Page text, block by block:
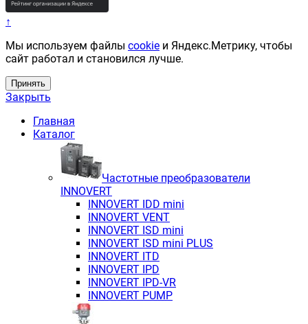
↑
Мы используем файлы cookie и Яндекс.Метрику, чтобы
сайт работал и становился лучше.
Принять
Закрыть
Главная
Каталог
Частотные преобразователи
INNOVERT
INNOVERT IDD mini
INNOVERT VENT
INNOVERT ISD mini
INNOVERT ISD mini PLUS
INNOVERT ITD
INNOVERT IРD
INNOVERT IРD-VR
INNOVERT PUMP